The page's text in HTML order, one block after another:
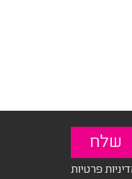
פרטיות